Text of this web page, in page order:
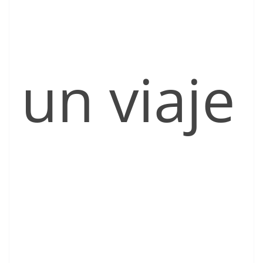
un viaje